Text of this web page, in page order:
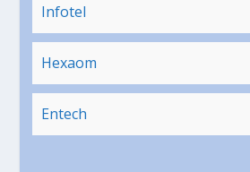
Infotel
Hexaom
Entech